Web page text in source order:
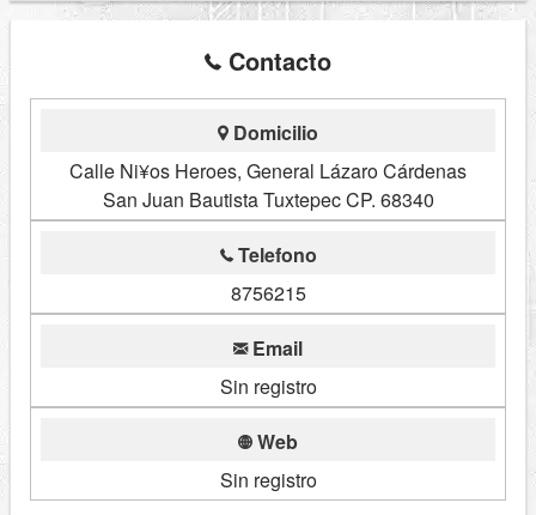
Contacto
Domicilio
Calle Ni¥os Heroes, General Lázaro Cárdenas
San Juan Bautista Tuxtepec CP. 68340
Telefono
8756215
Email
Sin registro
Web
Sin registro